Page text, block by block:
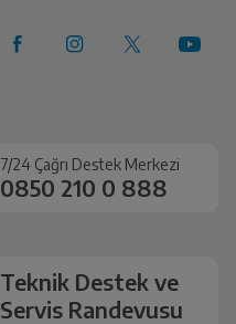
7/24 Çağrı Destek Merkezi
0850 210 0 888
Teknik Destek ve
Servis Randevusu